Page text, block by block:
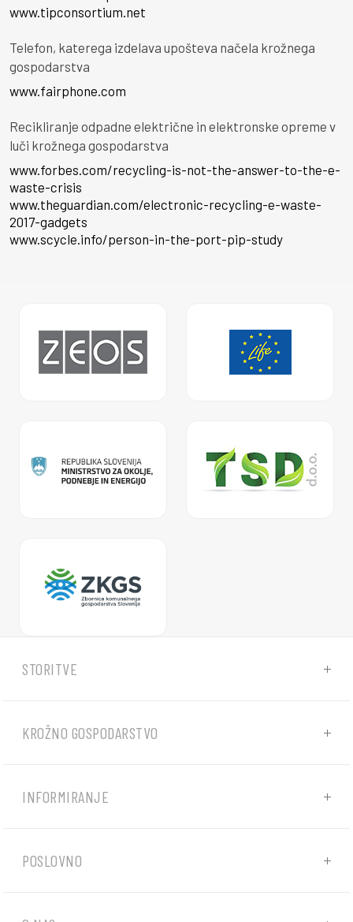
www.tipconsortium.net
Telefon, katerega izdelava upošteva načela krožnega
gospodarstva
www.fairphone.com
Recikliranje odpadne električne in elektronske opreme v
luči krožnega gospodarstva
www.forbes.com/recycling-is-not-the-answer-to-the-e-
waste-crisis
www.theguardian.com/electronic-recycling-e-waste-
2017-gadgets
www.scycle.info/person-in-the-port-pip-study
STORITVE
KROŽNO GOSPODARSTVO
INFORMIRANJE
POSLOVNO